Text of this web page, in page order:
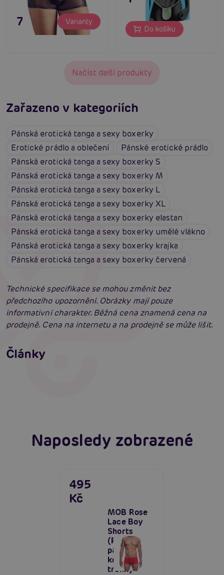
795 Kč Varianty
Do košíku
Načíst další produkty
Zařazeno v kategoriích
Pánská erotická tanga a sexy boxerky
Erotické prádlo a oblečení
Pánské erotické prádlo
Pánská erotická tanga a sexy boxerky S
Pánská erotická tanga a sexy boxerky M
Pánská erotická tanga a sexy boxerky L
Pánská erotická tanga a sexy boxerky XL
Pánská erotická tanga a sexy boxerky elastan
Pánská erotická tanga a sexy boxerky umělé vlákno
Pánská erotická tanga a sexy boxerky krajka
Pánská erotická tanga a sexy boxerky červená
Technické specifikace se mohou změnit bez
předchozího upozornění. Obrázky mají pouze
informativní charakter. Běžná cena znamená cena na
prodejně. Cena na internetu a na prodejně se může lišit.
Články
neodolatelně sexy
Číst více
Erotická inteligence: Příručka Sexiomů
Naposledy zobrazené
MOB Rose
Lace Boy
Shorts
(Red),
pánské
krajkové
trenky
495
Kč